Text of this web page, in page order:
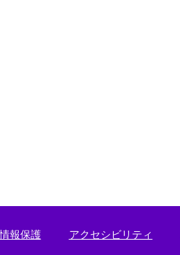
報保護 アクセシビリティ